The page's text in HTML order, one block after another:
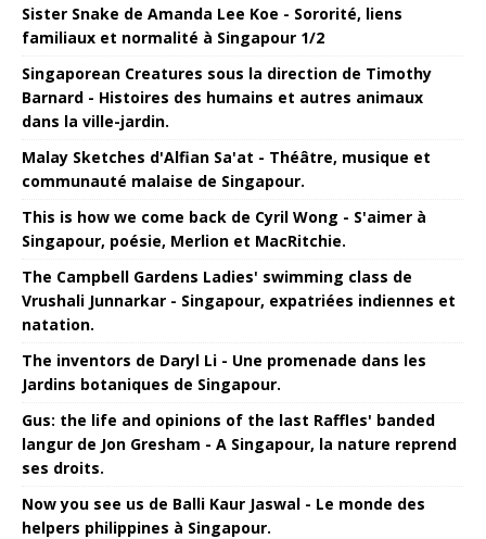
Sister Snake de Amanda Lee Koe - Sororité, liens
familiaux et normalité à Singapour 1/2
Singaporean Creatures sous la direction de Timothy
Barnard - Histoires des humains et autres animaux
dans la ville-jardin.
Malay Sketches d'Alfian Sa'at - Théâtre, musique et
communauté malaise de Singapour.
This is how we come back de Cyril Wong - S'aimer à
Singapour, poésie, Merlion et MacRitchie.
The Campbell Gardens Ladies' swimming class de
Vrushali Junnarkar - Singapour, expatriées indiennes et
natation.
The inventors de Daryl Li - Une promenade dans les
Jardins botaniques de Singapour.
Gus: the life and opinions of the last Raffles' banded
langur de Jon Gresham - A Singapour, la nature reprend
ses droits.
Now you see us de Balli Kaur Jaswal - Le monde des
helpers philippines à Singapour.